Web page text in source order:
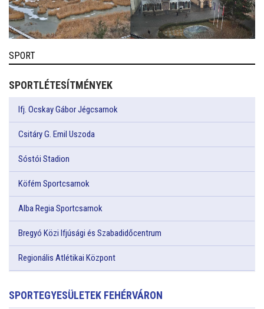
SPORT
SPORTLÉTESÍTMÉNYEK
Ifj. Ocskay Gábor Jégcsarnok
Csitáry G. Emil Uszoda
Sóstói Stadion
Köfém Sportcsarnok
Alba Regia Sportcsarnok
Bregyó Közi Ifjúsági és Szabadidőcentrum
Regionális Atlétikai Központ
SPORTEGYESÜLETEK FEHÉRVÁRON